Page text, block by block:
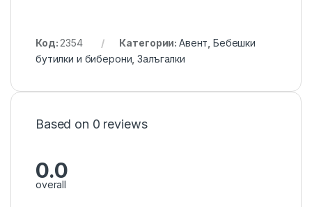
Код: 2354 Категории: Авент Бебешки
бутилки и биберони ,Залъгалки
Based on 0 reviews
0.0
overall